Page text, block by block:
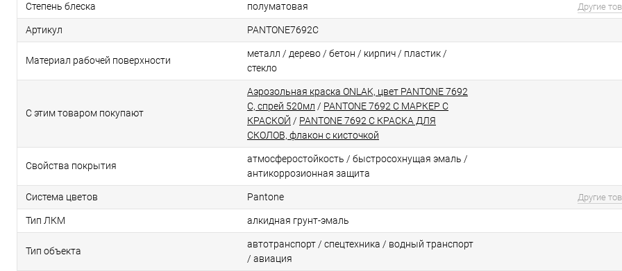
Степень блеска полуматовая Другие
Артикул PANTONE7692C
Материал рабочей поверхности
металл / дерево / бетон / кирпич / пластик /
стекло
С этим товаром покупают
Аэрозольная краска ONLAK, цвет PANTONE 7692
C, спрей 520мл / PANTONE 7692 C МАРКЕР С
КРАСКОЙ / PANTONE 7692 C КРАСКА ДЛЯ
СКОЛОВ, флакон с кисточкой
Свойства покрытия
атмосферостойкоcть / быстросохнущая эмаль /
антикоррозионная защита
Система цветов Pantone Другие
Тип ЛКМ алкидная грунт-эмаль
Тип объекта
автотранспорт / спецтехника / водный транспорт
/ авиация